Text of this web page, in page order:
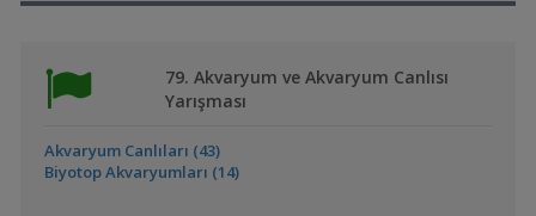
79. Akvaryum ve Akvaryum Canlısı
Yarışması
Akvaryum Canlıları (43)
Biyotop Akvaryumları (14)